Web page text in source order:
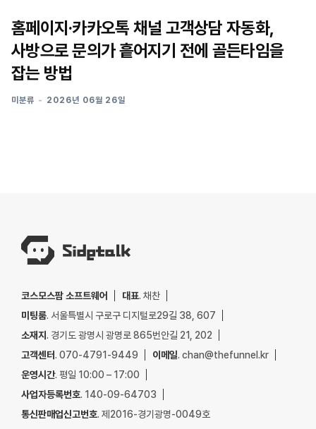
홈페이지·카카오톡 채널 고객상담 자동화,
사방으로 문의가 흩어지기 전에 골든타임을
잡는 방법
미분류 2026년 06월 26일
코스모스팜 소프트웨어 대표. 채찬
미팅룸. 서울특별시 구로구 디지털로29길 38, 607
소재지. 경기도 광명시 광명로 865번안길 21, 202
고객센터. 070-4791-9449 이메일. chan@thefunnel.kr
운영시간. 평일 10:00 – 17:00
사업자등록번호. 140-09-64703
통신판매업신고번호. 제2016-경기광명-0049호